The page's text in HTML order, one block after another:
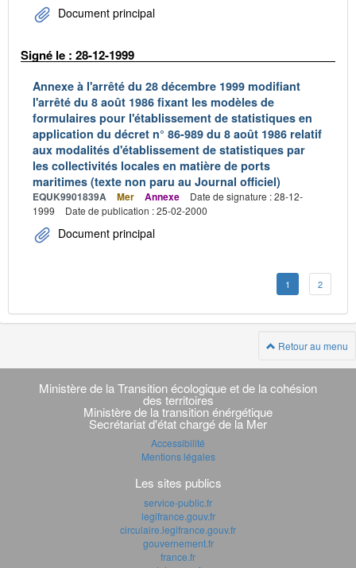
Document principal
Signé le : 28-12-1999
Annexe à l'arrêté du 28 décembre 1999 modifiant
l'arrêté du 8 août 1986 fixant les modèles de
formulaires pour l'établissement de statistiques en
application du décret n° 86-989 du 8 août 1986 relatif
aux modalités d'établissement de statistiques par
les collectivités locales en matière de ports
maritimes (texte non paru au Journal officiel)
EQUK9901839A Mer Annexe
Date de signature : 28-12-
1999
Date de publication : 25-02-2000
Document principal
1 2
Retour au menu
Navigation
transverse
Ministère de la Transition écologique et de la cohésion
des territoires
Ministère de la transition énérgétique
Secrétariat d'état chargé de la Mer
Accessibilité
Mentions légales
Les sites publics
service-public.fr
legifrance.gouv.fr
circulaire.legifrance.gouv.fr
gouvernement.fr
france.fr